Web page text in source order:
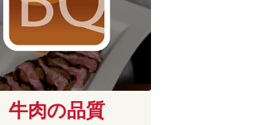
牛肉の品質